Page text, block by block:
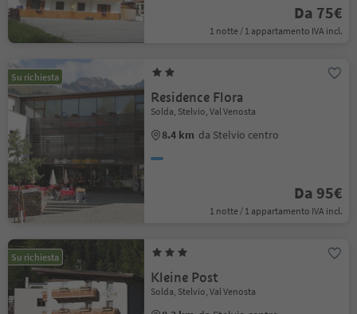
Da 75€
1 notte / 1 appartamento IVA incl.
Su richiesta
Residence Flora
Solda, Stelvio, Val Venosta
8.4 km da Stelvio centro
Da 95€
1 notte / 1 appartamento IVA incl.
Su richiesta
Kleine Post
Solda, Stelvio, Val Venosta